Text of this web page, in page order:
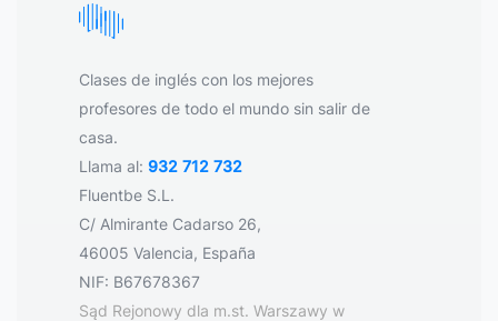
Clases de inglés con los mejores
profesores de todo el mundo sin salir de
casa.
Llama al: 932 712 732
Fluentbe S.L.
C/ Almirante Cadarso 26,
46005 Valencia, España
NIF: B67678367
Sąd Rejonowy dla m.st. Warszawy w